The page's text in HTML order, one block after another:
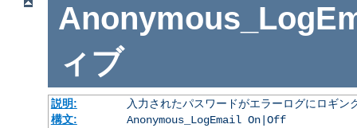
ィブ
説明:
入力されたパスワードがエラーログにロギン
構文:
Anonymous_LogEmail On|Off